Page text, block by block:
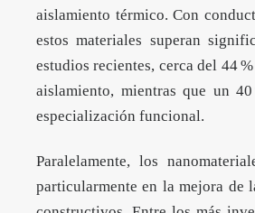
aislamiento térmico. Con
estos materiales superan
estudios recientes, cerca del 44
aislamiento, mientras que un
especialización funcional.
Paralelamente, los
particularmente en la mejora de